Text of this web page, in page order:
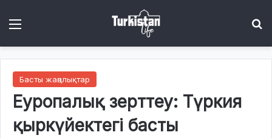
Басты жаңалықтар
Еуропалық зерттеу: Түркия
қыркүйектегі басты